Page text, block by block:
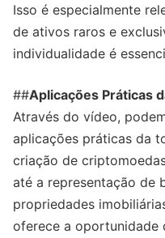
Isso é especialmente
de ativos raros e
individualidade é
##Aplicações Práticas
Através do vídeo,
aplicações práticas da
criação de
até a representação de
propriedades
oferece a oportunidade